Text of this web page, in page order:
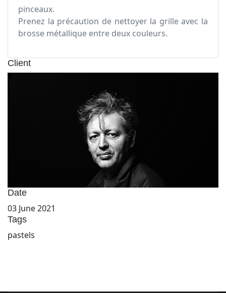
pinceaux.
Prenez la précaution de nettoyer la grille avec la
brosse métallique entre deux couleurs.
Client
Date
03 June 2021
Tags
pastels